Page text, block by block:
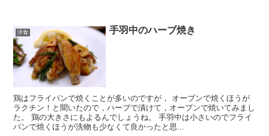
洋食 手羽中のハーブ焼き
鶏はフライパンで焼くことが多いのですが， オーブンで焼くほうが
ラクチン！と聞いたので，ハーブで漬けて，オーブンで焼いてみまし
た。 鶏の大きさにもよるんでしょうね。 手羽中は小さいのでフライ
パンで焼くほうが洗物も少なくて良かったと思...